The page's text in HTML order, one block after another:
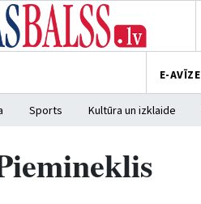
E-AVĪZE
Sports Kultūra un izklaide